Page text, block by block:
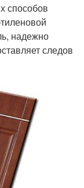
способов
надежно
следов